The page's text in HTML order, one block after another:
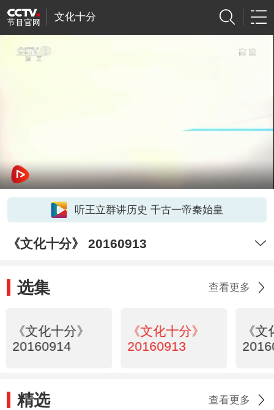
文化十分
听王立群讲历史 千古一帝秦始皇
《文化十分》 20160913
选集 查看更多
《文化十分》
20160914
《文化十分》
20160913
《
精选 查看更多